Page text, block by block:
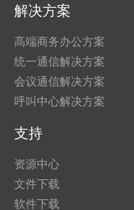
解决方案
高端商务办公方案
统一通信解决方案
会议通信解决方案
呼叫中心解决方案
支持
资源中心
文件下载
软件下载